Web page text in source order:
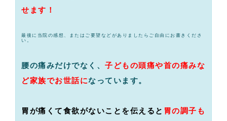
せます！
最後に当院の感想、またはご要望などがありましたらご自由にお書きくださ
い。
腰の痛みだけでなく、 子どもの頭痛や首の痛みな
ど家族でお世話になっています。
胃が痛くて食欲がないことを伝えると 胃の調子も